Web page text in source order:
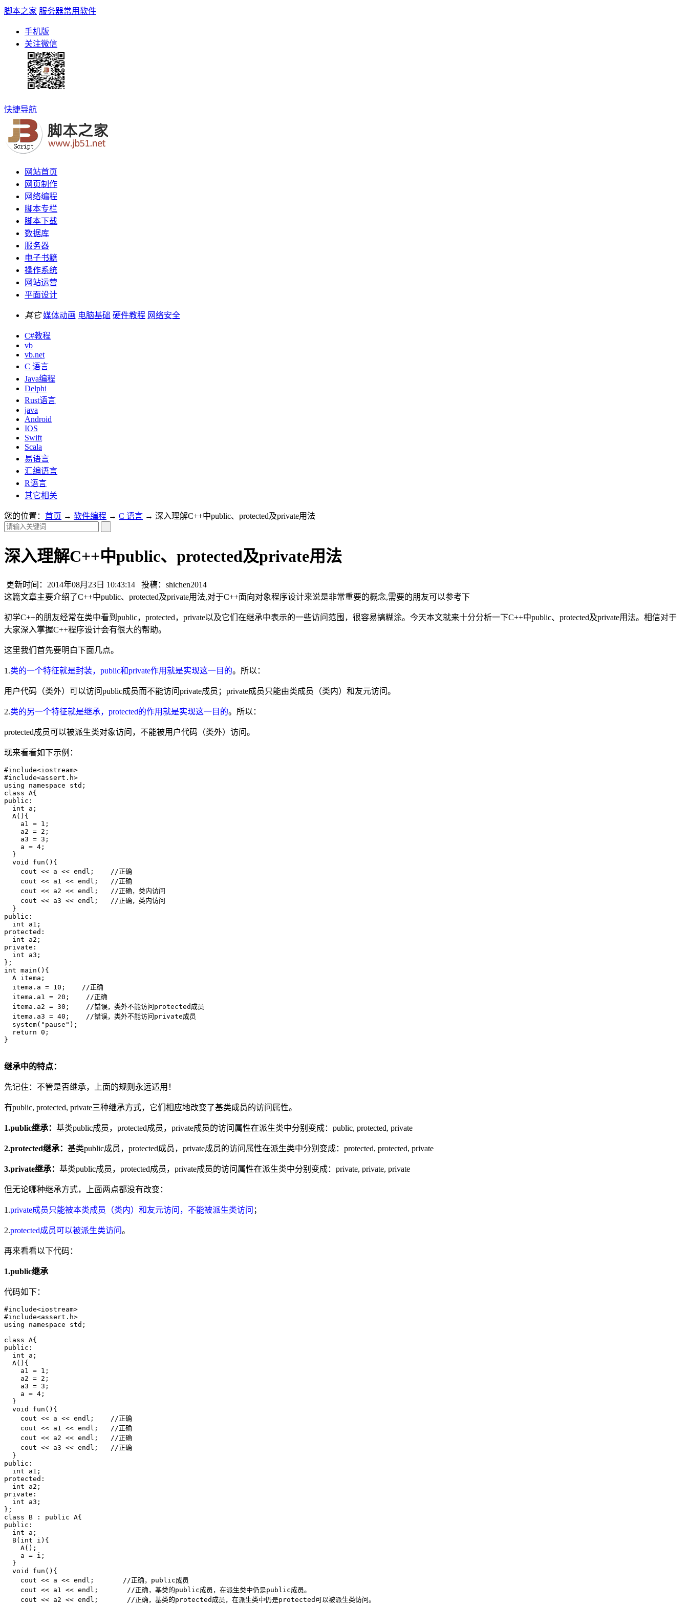
脚本之家 服务器常用软件
手机版
关注微信
快捷导航
网站首页
网页制作
网络编程
脚本专栏
脚本下载
数据库
服务器
电子书籍
操作系统
网站运营
平面设计
其它 媒体动画 电脑基础 硬件教程 网络安全
C#教程
vb
vb.net
C 语言
Java编程
Delphi
Rust语言
java
Android
IOS
Swift
Scala
易语言
汇编语言
R语言
其它相关
您的位置： 首页 → 软件编程 → C 语言 → 深入理解C++中public、protected及private用法
深入理解C++中public、protected及private用法
更新时间：2014年08月23日 10:43:14 投稿：shichen2014
这篇文章主要介绍了C++中public、protected及private用法,对于C++面向对象程序设计来说是非常重要的概念,需要的朋友可以参考下
初学C++的朋友经常在类中看到public，protected，private以及它们在继承中表示的一些访问范围，很容易搞糊涂。今天本文就来十分分析一下C++中public、protected及private用法。相信对于
大家深入掌握C++程序设计会有很大的帮助。
这里我们首先要明白下面几点。
1.类的一个特征就是封装，public和private作用就是实现这一目的。所以：
用户代码（类外）可以访问public成员而不能访问private成员；private成员只能由类成员（类内）和友元访问。
2.类的另一个特征就是继承，protected的作用就是实现这一目的。所以：
protected成员可以被派生类对象访问，不能被用户代码（类外）访问。
现来看看如下示例：
#include<iostream>
#include<assert.h>
using namespace std;
class A{
public:
  int a;
  A(){
    a1 = 1;
    a2 = 2;
    a3 = 3;
    a = 4;
  }
  void fun(){
    cout << a << endl;    //正确
    cout << a1 << endl;   //正确
    cout << a2 << endl;   //正确，类内访问
    cout << a3 << endl;   //正确，类内访问
  }
public:
  int a1;
protected:
  int a2;
private:
  int a3;
};
int main(){
  A itema;
  itema.a = 10;    //正确
  itema.a1 = 20;    //正确
  itema.a2 = 30;    //错误，类外不能访问protected成员
  itema.a3 = 40;    //错误，类外不能访问private成员
  system("pause");
  return 0;
}
继承中的特点：
先记住：不管是否继承，上面的规则永远适用！
有public, protected, private三种继承方式，它们相应地改变了基类成员的访问属性。
1.public继承： 基类public成员，protected成员，private成员的访问属性在派生类中分别变成：public, protected, private
2.protected继承： 基类public成员，protected成员，private成员的访问属性在派生类中分别变成：protected, protected, private
3.private继承： 基类public成员，protected成员，private成员的访问属性在派生类中分别变成：private, private, private
但无论哪种继承方式，上面两点都没有改变：
1.private成员只能被本类成员（类内）和友元访问，不能被派生类访问 ；
2.protected成员可以被派生类访问。
再来看看以下代码：
1.public继承
代码如下：
#include<iostream>
#include<assert.h>
using namespace std;
class A{
public:
  int a;
  A(){
    a1 = 1;
    a2 = 2;
    a3 = 3;
    a = 4;
  }
  void fun(){
    cout << a << endl;    //正确
    cout << a1 << endl;   //正确
    cout << a2 << endl;   //正确
    cout << a3 << endl;   //正确
  }
public:
  int a1;
protected:
  int a2;
private:
  int a3;
};
class B : public A{
public:
  int a;
  B(int i){
    A();
    a = i;
  }
  void fun(){
    cout << a << endl;       //正确，public成员
    cout << a1 << endl;       //正确，基类的public成员，在派生类中仍是public成员。
    cout << a2 << endl;       //正确，基类的protected成员，在派生类中仍是protected可以被派生类访问。